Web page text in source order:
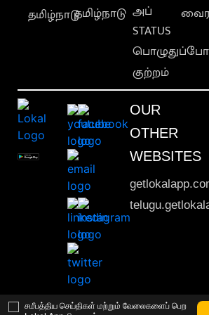
சமீபத்திய செய்திகள் மற்றும் வேலைகளைப் பெற
தமிழ்நாடுதமிழ்நாடு அப்
STATUS
குற்றம்
OUR
OTHER
WEBSITES
This material may not be published, transmitted, rewritten or redistributed. © 2020 Lokal App. All